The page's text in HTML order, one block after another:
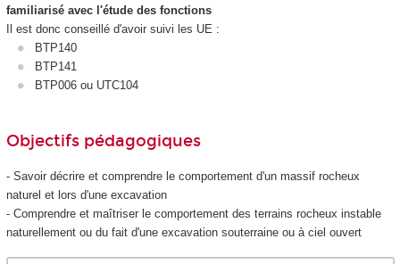
familiarisé avec l'étude des fonctions
Il est donc conseillé d'avoir suivi les UE :
BTP140
BTP141
BTP006 ou UTC104
Objectifs pédagogiques
- Savoir décrire et comprendre le comportement d'un massif rocheux
naturel et lors d'une excavation
- Comprendre et maîtriser le comportement des terrains rocheux instable
naturellement ou du fait d'une excavation souterraine ou à ciel ouvert